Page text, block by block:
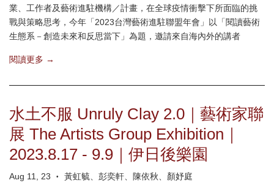
業、工作者及藝術進駐機構／計畫，在全球疫情衝擊下所面臨的挑
戰與策略思考，今年「2023台灣藝術進駐聯盟年會」以「閱讀藝術
生態系－創造未來和反思當下」為題，邀請來自海內外的講者
閱讀更多 →
水土不服 Unruly Clay 2.0｜藝術家聯
展 The Artists Group Exhibition｜
2023.8.17 - 9.9｜伊日後樂園
Aug 11, 23 • 黃虹毓、彭奕軒、陳依秋、顏妤庭